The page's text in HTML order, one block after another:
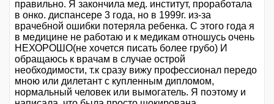
правильно. Я закончила мед. институт, проработала
в онко. диспансере 3 года, но в 1999г. из-за
врачебной ошибки потеряла ребенка. С этого года я
в медицине не работаю и к медикам отношусь очень
НЕХОРОШО(не хочется писать более грубо) И
обращаюсь к врачам в случае острой
необходимости, т.к сразу вижу профессионал передо
мною или дилетант с купленным дипломом,
нормальный человек или вымогатель. Я поэтому и